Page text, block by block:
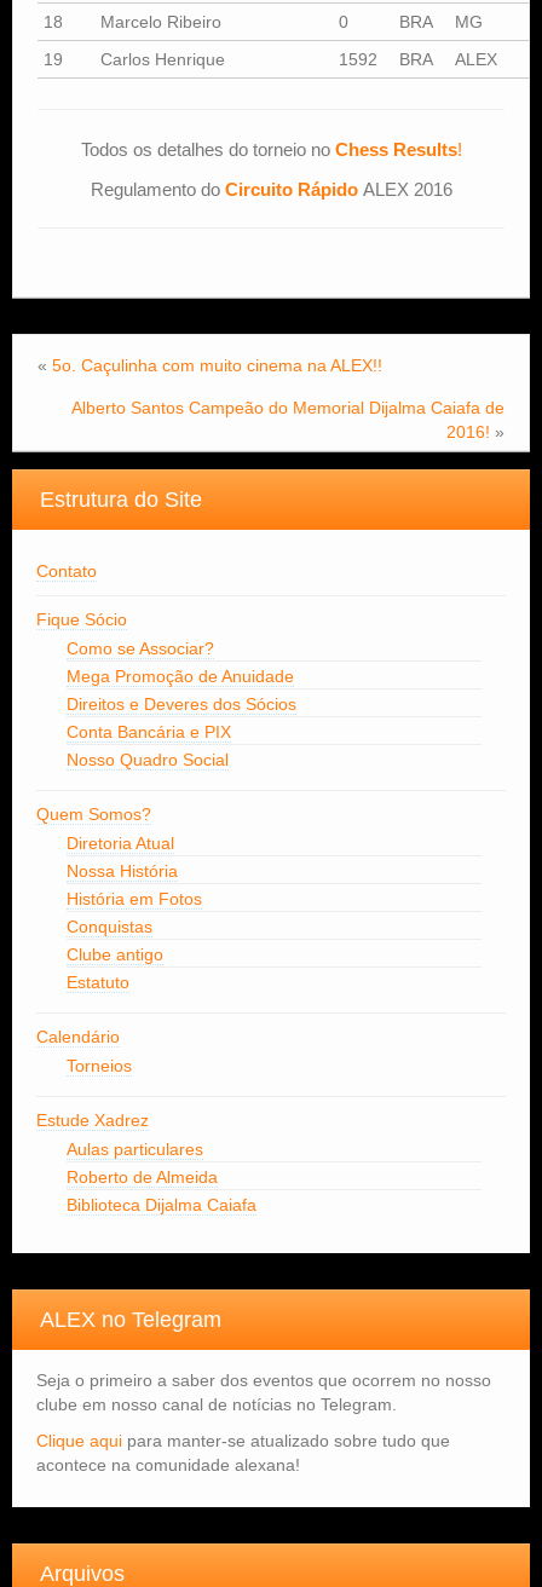
18 Marcelo Ribeiro 0 BRA
MG
19
Carlos Henrique 1592 BRA ALEX
Todos os detalhes do torneio no Chess Results!
Regulamento do Circuito RápidoALEX 2016
« 5o. Caçulinha com muito cinema na ALEX!!
Alberto Santos Campeão do Memorial Dijalma Caiafa de
2016! »
Estrutura do Site
Contato
Fique Sócio
Como se Associar?
Mega Promoção de Anuidade
Direitos e Deveres dos Sócios
Conta Bancária e PIX
Nosso Quadro Social
Quem Somos?
Diretoria Atual
Nossa História
História em Fotos
Conquistas
Clube antigo
Estatuto
Calendário
Torneios
Estude Xadrez
Aulas particulares
Roberto de Almeida
Biblioteca Dijalma Caiafa
ALEX no Telegram
Seja o primeiro a saber dos eventos que ocorrem no nosso
clube em nosso canal de notícias no Telegram.
Clique aqui para manter-se atualizado sobre tudo que
acontece na comunidade alexana!
Arquivos